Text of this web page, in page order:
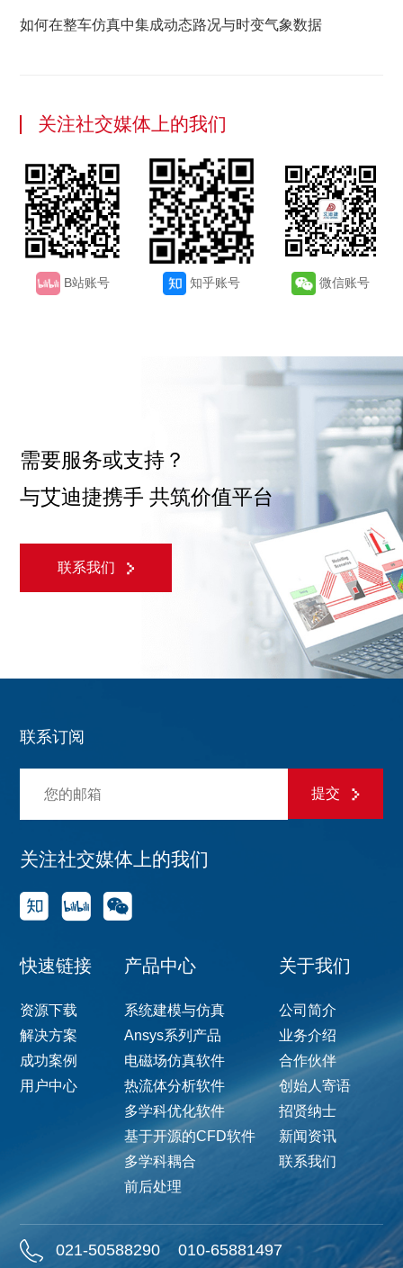
如何在整车仿真中集成动态路况与时变气象数据
关注社交媒体上的我们
B站账号 知乎账号 微信账号
需要服务或支持？
与艾迪捷携手 共筑价值平台
联系我们
联系订阅
提交
关注社交媒体上的我们
快速链接
资源下载
解决方案
成功案例
用户中心
产品中心
系统建模与仿真
Ansys系列产品
电磁场仿真软件
热流体分析软件
多学科优化软件
基于开源的CFD软件
多学科耦合
前后处理
关于我们
公司简介
业务介绍
合作伙伴
创始人寄语
招贤纳士
新闻资讯
联系我们
021-50588290 010-65881497